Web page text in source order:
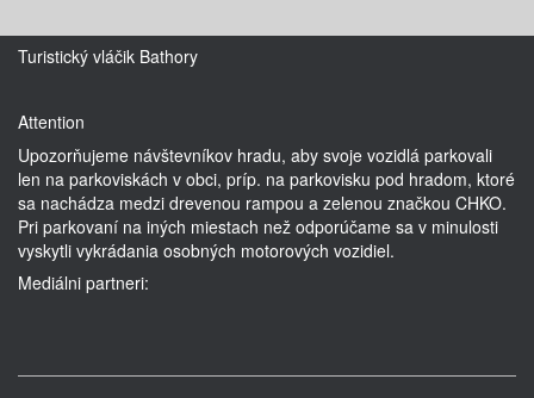
Turistický vláčik Bathory
Attention
Upozorňujeme návštevníkov hradu, aby svoje vozidlá parkovali
len na parkoviskách v obci, príp. na parkovisku pod hradom, ktoré
sa nachádza medzi drevenou rampou a zelenou značkou CHKO.
Pri parkovaní na iných miestach než odporúčame sa v minulosti
vyskytli vykrádania osobných motorových vozidiel.
Mediálni partneri: